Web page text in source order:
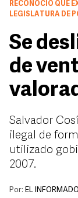
RECONOCIÓ QUE
LEGISLATURA DE
Se
de
Salvador
ilegal de
utilizado
2007.
Por: EL